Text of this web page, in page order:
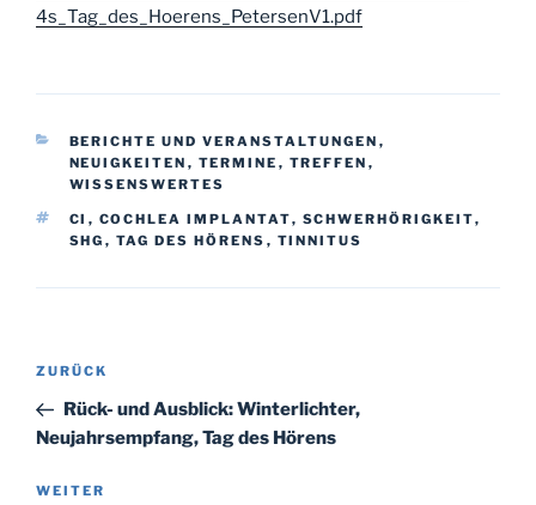
4s_Tag_des_Hoerens_PetersenV1.pdf
KATEGORIEN
BERICHTE UND VERANSTALTUNGEN ,
NEUIGKEITEN , TERMINE , TREFFEN ,
WISSENSWERTES
SCHLAGWÖRTER
CI , COCHLEA IMPLANTAT, SCHWERHÖRIGKEIT,
SHG , TAG DES HÖRENS , TINNITUS
Beitragsnavigation
Vorheriger
Beitrag
ZURÜCK
Rück- und Ausblick: Winterlichter,
Neujahrsempfang, Tag des Hörens
Nächster
WEITER